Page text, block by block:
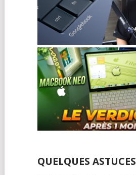
QUELQUES ASTUCES